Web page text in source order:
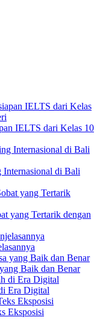
IELTS dari Kelas 10
di Bali
yang Tertarik dengan
Baik dan Benar
Era Digital
Eksposisi